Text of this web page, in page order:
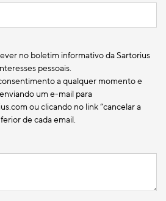
no boletim informativo da Sartorius
pessoais.
a qualquer momento e
um e-mail para
ou clicando no link “cancelar a
de cada email.